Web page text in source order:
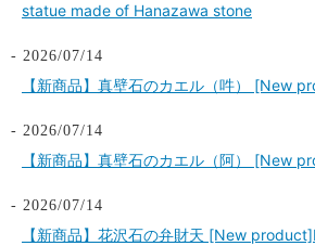
statue made of Hanazawa stone
2026/07/14
【新商品】真壁石のカエル（吽） [New
2026/07/14
【新商品】真壁石のカエル（阿） [New
2026/07/14
【新商品】花沢石の弁財天 [New